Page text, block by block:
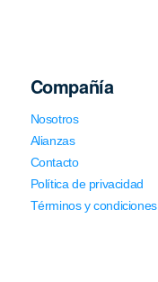
Compañía
Nosotros
Alianzas
Contacto
Política de privacidad
Términos y condiciones